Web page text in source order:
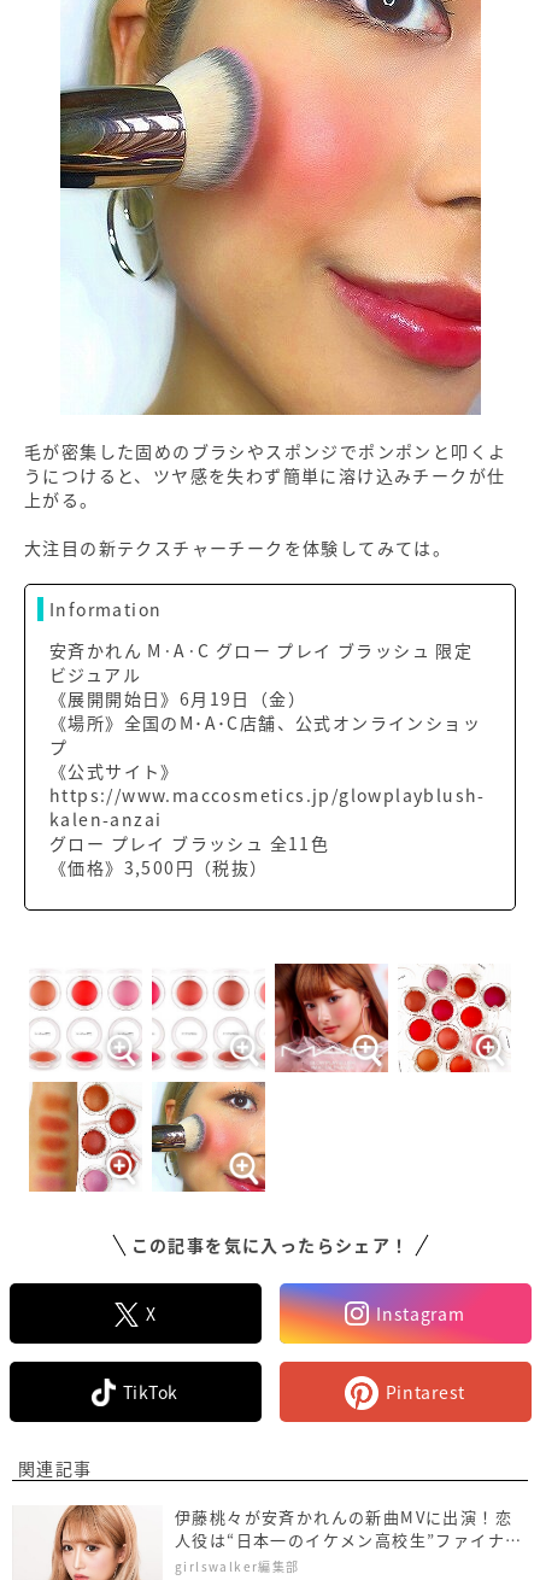
毛が密集した固めのブラシやスポンジでポンポンと叩くよ
うにつけると、ツヤ感を失わず簡単に溶け込みチークが仕
上がる。
大注目の新テクスチャーチークを体験してみては。
Information
安斉かれん M·A·C グロー プレイ ブラッシュ 限定
ビジュアル
《展開開始日》6月19日（金）
《場所》全国のM･A･C店舗、公式オンラインショッ
プ
《公式サイト》
https://www.maccosmetics.jp/glowplayblush-
kalen-anzai
グロー プレイ ブラッシュ 全11色
《価格》3,500円（税抜）
この記事を気に入ったらシェア！
X Instagram
TikTok Pintarest
関連記事
伊藤桃々が安斉かれんの新曲MVに出演！恋
人役は“日本一のイケメン高校生”ファイナリ
スト
girlswalker編集部